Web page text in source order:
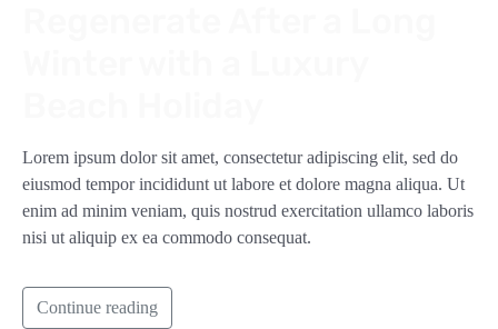
Lorem ipsum dolor sit amet, consectetur adipiscing elit, sed do
eiusmod tempor incididunt ut labore et dolore magna aliqua. Ut
enim ad minim veniam, quis nostrud exercitation ullamco laboris
nisi ut aliquip ex ea commodo consequat.
Continue reading